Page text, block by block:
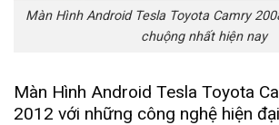
Màn Hình Android Tesla Toyota Camry
chuộng nhất hiện nay
Màn Hình Android Tesla Toyota
2012 với những công nghệ hiện đại